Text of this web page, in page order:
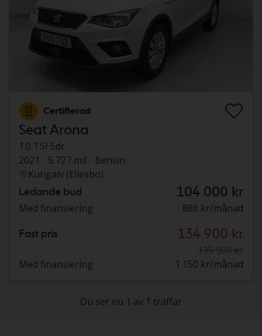
Certifierad
Seat Arona
1.0 TSI 5dr
2021
5 727 mil
Bensin
Kungälv (Ellesbo)
Ledande bud 104 000 kr
Med finansiering 886 kr/månad
Fast pris 134 900 kr
139 900 kr
Med finansiering
1 150 kr/månad
Du ser nu 1 av 1 träffar